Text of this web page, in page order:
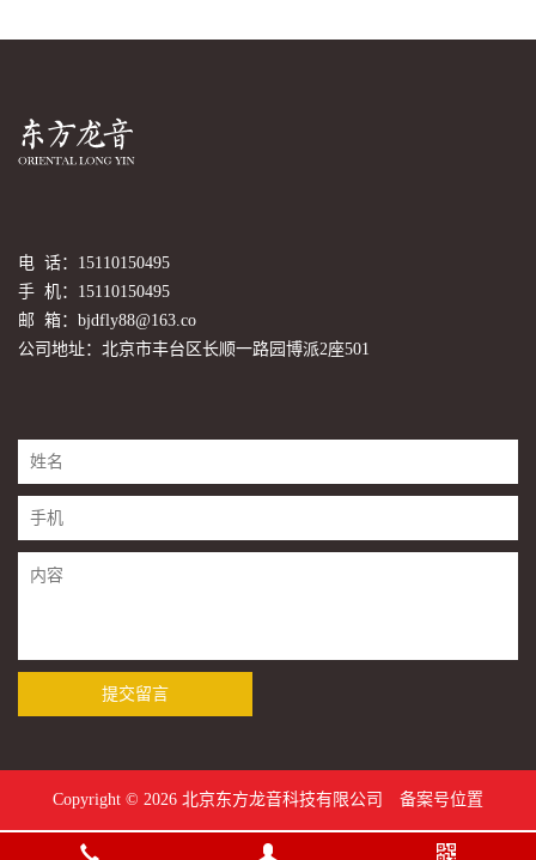
电 话：15110150495
手 机：15110150495
邮 箱：bjdfly88@163.co
公司地址：北京市丰台区长顺一路园博派2座501
提交留言
Copyright © 2026 北京东方龙音科技有限公司 备案号位置